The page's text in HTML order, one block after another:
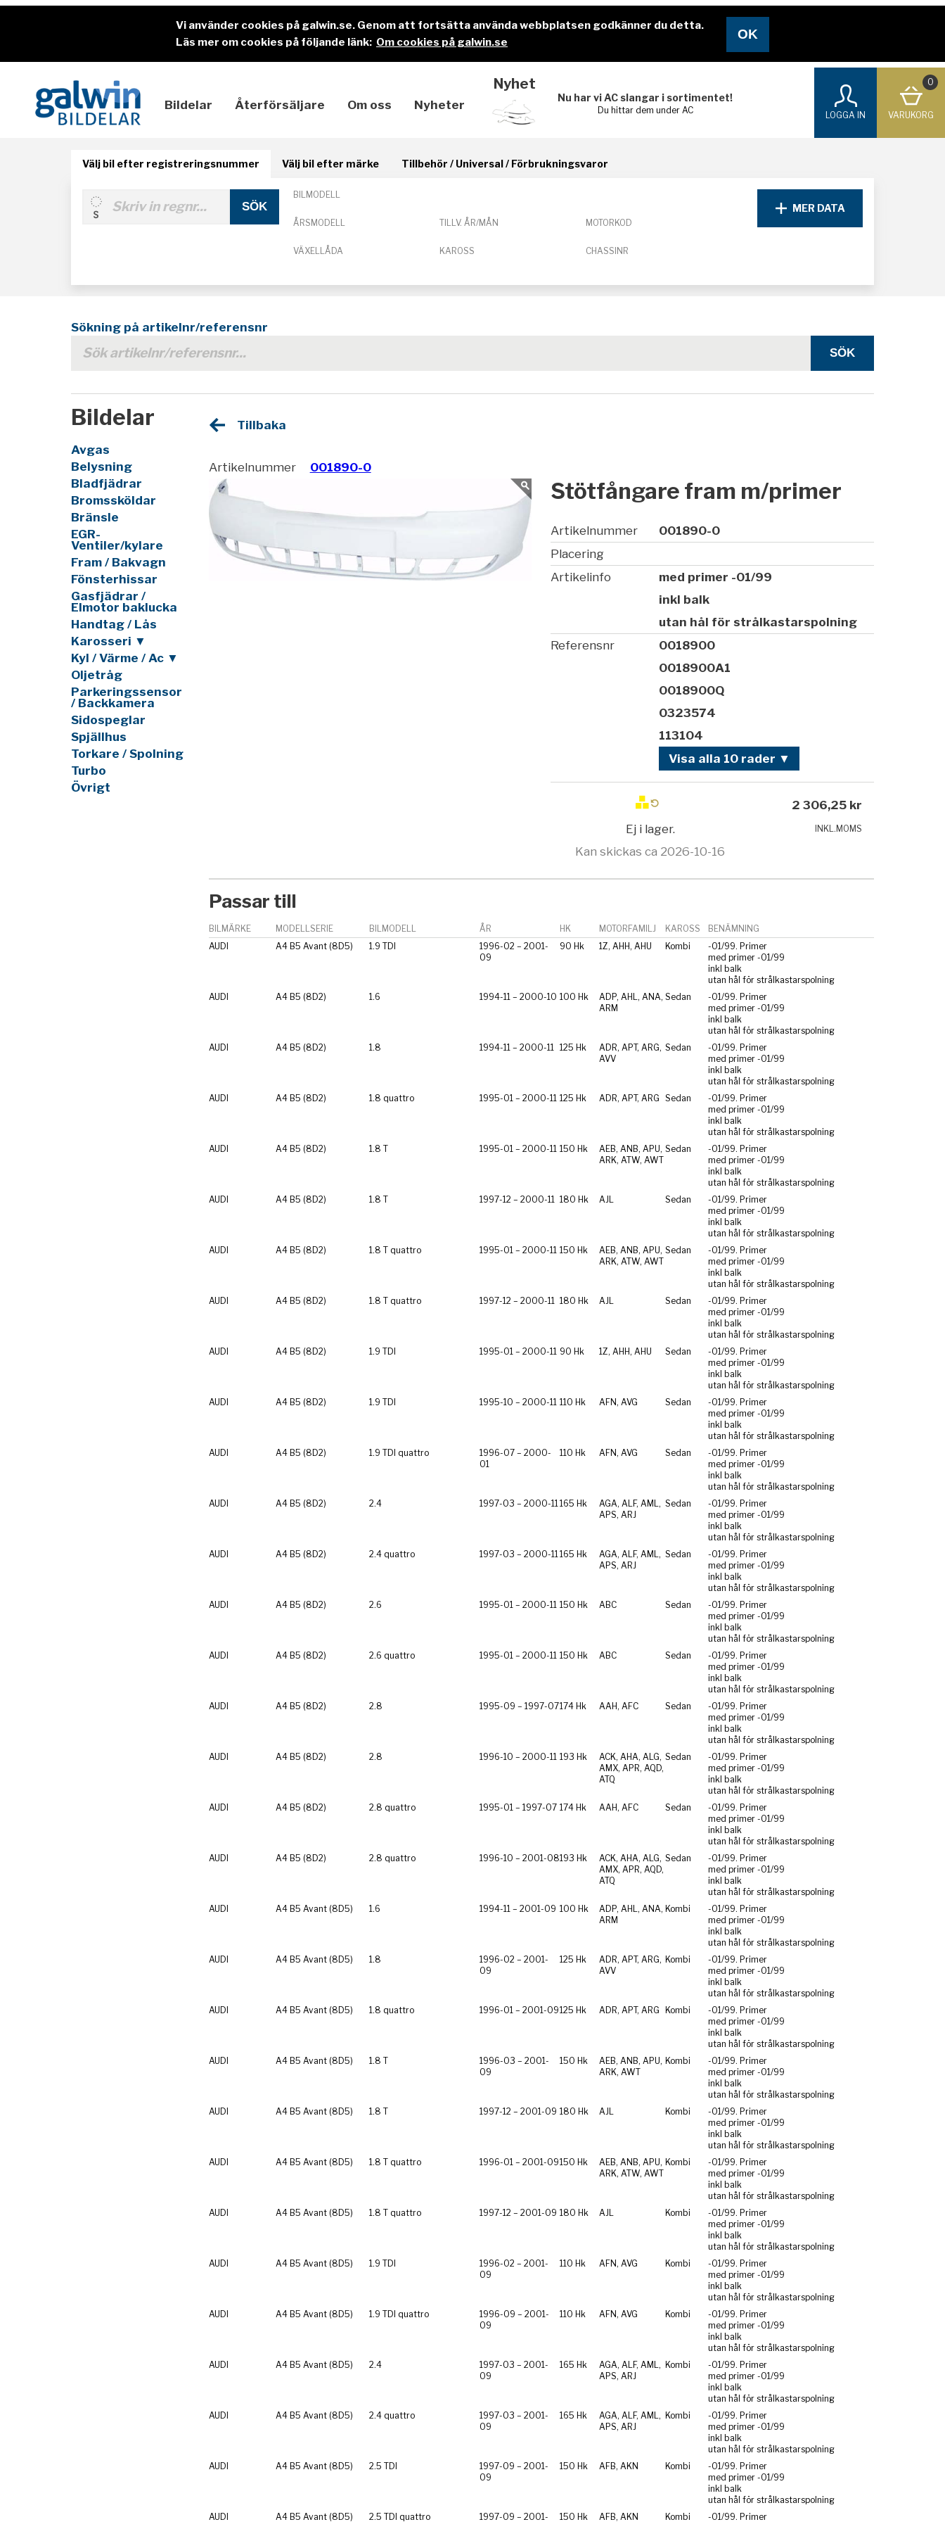
Vi använder cookies på galwin.se. Genom att fortsätta använda webbplatsen godkänner du detta.
Läs mer om cookies på följande länk: Om cookies på galwin.se
Bildelar Återförsäljare Om oss Nyheter
Nyhet
Nu har vi AC slangar i sortimentet!
Du hittar dem under AC
LOGGA IN
0
VARUKORG
Välj bil efter registreringsnummer Välj bil efter märke Tillbehör / Universal / Förbrukningsvaror
BILMODELL
ÅRSMODELL TILLV. ÅR/MÅN MOTORKOD
VÄXELLÅDA KAROSS CHASSINR
MER DATA
Sökning på artikelnr/referensnr
Bildelar
Avgas
Belysning
Bladfjädrar
Bromssköldar
Bränsle
EGR-
Ventiler/kylare
Fram / Bakvagn
Fönsterhissar
Gasfjädrar /
Elmotor baklucka
Handtag / Lås
Karosseri ▼
Kyl / Värme / Ac ▼
Oljetråg
Parkeringssensor
/ Backkamera
Sidospeglar
Spjällhus
Torkare / Spolning
Turbo
Övrigt
Tillbaka
Artikelnummer 001890-0
Stötfångare fram m/primer
Artikelnummer
001890-0
Placering
Artikelinfo
med primer -01/99
inkl balk
utan hål för strålkastarspolning
Referensnr
0018900
0018900A1
0018900Q
0323574
113104
Visa alla 10 rader ▼
Ej i lager.
Kan skickas ca 2026-10-16
2 306,25 kr
INKL.MOMS
Passar till
BILMÄRKE MODELLSERIE BILMODELL ÅR HK MOTORFAMILJ KAROSS
BENÄMNING
AUDI
A4 B5 Avant (8D5) 1.9 TDI
1996-02 – 2001-
09
90 Hk 1Z, AHH, AHU Kombi
-01/99. Primer
med primer -01/99
inkl balk
utan hål för strålkastarspolning
AUDI
A4 B5 (8D2) 1.6 1994-11 – 2000-10 100 Hk
ADP, AHL, ANA,
ARM
Sedan
-01/99. Primer
med primer -01/99
inkl balk
utan hål för strålkastarspolning
AUDI
A4 B5 (8D2) 1.8 1994-11 – 2000-11 125 Hk
ADR, APT, ARG,
AVV
Sedan
-01/99. Primer
med primer -01/99
inkl balk
utan hål för strålkastarspolning
AUDI
A4 B5 (8D2) 1.8 quattro 1995-01 – 2000-11 125 Hk ADR, APT, ARG Sedan
-01/99. Primer
med primer -01/99
inkl balk
utan hål för strålkastarspolning
AUDI
A4 B5 (8D2) 1.8 T 1995-01 – 2000-11 150 Hk
AEB, ANB, APU,
ARK, ATW, AWT
Sedan
-01/99. Primer
med primer -01/99
inkl balk
utan hål för strålkastarspolning
AUDI
A4 B5 (8D2) 1.8 T 1997-12 – 2000-11 180 Hk AJL Sedan
-01/99. Primer
med primer -01/99
inkl balk
utan hål för strålkastarspolning
AUDI
A4 B5 (8D2) 1.8 T quattro 1995-01 – 2000-11 150 Hk
AEB, ANB, APU,
ARK, ATW, AWT
Sedan
-01/99. Primer
med primer -01/99
inkl balk
utan hål för strålkastarspolning
AUDI
A4 B5 (8D2) 1.8 T quattro 1997-12 – 2000-11 180 Hk AJL Sedan
-01/99. Primer
med primer -01/99
inkl balk
utan hål för strålkastarspolning
AUDI
A4 B5 (8D2) 1.9 TDI 1995-01 – 2000-11 90 Hk 1Z, AHH, AHU Sedan
-01/99. Primer
med primer -01/99
inkl balk
utan hål för strålkastarspolning
AUDI
A4 B5 (8D2) 1.9 TDI 1995-10 – 2000-11 110 Hk AFN, AVG Sedan
-01/99. Primer
med primer -01/99
inkl balk
utan hål för strålkastarspolning
AUDI
A4 B5 (8D2) 1.9 TDI quattro
1996-07 – 2000-
01
110 Hk AFN, AVG Sedan
-01/99. Primer
med primer -01/99
inkl balk
utan hål för strålkastarspolning
AUDI
A4 B5 (8D2) 2.4 1997-03 – 2000-11 165 Hk
AGA, ALF, AML,
APS, ARJ
Sedan
-01/99. Primer
med primer -01/99
inkl balk
utan hål för strålkastarspolning
AUDI
A4 B5 (8D2) 2.4 quattro 1997-03 – 2000-11 165 Hk
AGA, ALF, AML,
APS, ARJ
Sedan
-01/99. Primer
med primer -01/99
inkl balk
utan hål för strålkastarspolning
AUDI
A4 B5 (8D2) 2.6 1995-01 – 2000-11 150 Hk ABC Sedan
-01/99. Primer
med primer -01/99
inkl balk
utan hål för strålkastarspolning
AUDI
A4 B5 (8D2) 2.6 quattro 1995-01 – 2000-11 150 Hk ABC Sedan
-01/99. Primer
med primer -01/99
inkl balk
utan hål för strålkastarspolning
AUDI
A4 B5 (8D2) 2.8 1995-09 – 1997-07174 Hk AAH, AFC Sedan
-01/99. Primer
med primer -01/99
inkl balk
utan hål för strålkastarspolning
AUDI
A4 B5 (8D2) 2.8 1996-10 – 2000-11 193 Hk
ACK, AHA, ALG,
AMX, APR, AQD,
ATQ
Sedan
-01/99. Primer
med primer -01/99
inkl balk
utan hål för strålkastarspolning
AUDI
A4 B5 (8D2) 2.8 quattro 1995-01 – 1997-07 174 Hk AAH, AFC Sedan
-01/99. Primer
med primer -01/99
inkl balk
utan hål för strålkastarspolning
AUDI
A4 B5 (8D2) 2.8 quattro 1996-10 – 2001-08193 Hk
ACK, AHA, ALG,
AMX, APR, AQD,
ATQ
Sedan
-01/99. Primer
med primer -01/99
inkl balk
utan hål för strålkastarspolning
AUDI
A4 B5 Avant (8D5) 1.6 1994-11 – 2001-09 100 Hk
ADP, AHL, ANA,
ARM
Kombi
-01/99. Primer
med primer -01/99
inkl balk
utan hål för strålkastarspolning
AUDI
A4 B5 Avant (8D5) 1.8
1996-02 – 2001-
09
125 Hk
ADR, APT, ARG,
AVV
Kombi
-01/99. Primer
med primer -01/99
inkl balk
utan hål för strålkastarspolning
AUDI
A4 B5 Avant (8D5) 1.8 quattro 1996-01 – 2001-09125 Hk ADR, APT, ARG Kombi
-01/99. Primer
med primer -01/99
inkl balk
utan hål för strålkastarspolning
AUDI
A4 B5 Avant (8D5) 1.8 T
1996-03 – 2001-
09
150 Hk
AEB, ANB, APU,
ARK, AWT
Kombi
-01/99. Primer
med primer -01/99
inkl balk
utan hål för strålkastarspolning
AUDI
A4 B5 Avant (8D5) 1.8 T 1997-12 – 2001-09 180 Hk AJL Kombi
-01/99. Primer
med primer -01/99
inkl balk
utan hål för strålkastarspolning
AUDI
A4 B5 Avant (8D5) 1.8 T quattro 1996-01 – 2001-09150 Hk
AEB, ANB, APU,
ARK, ATW, AWT
Kombi
-01/99. Primer
med primer -01/99
inkl balk
utan hål för strålkastarspolning
AUDI
A4 B5 Avant (8D5) 1.8 T quattro 1997-12 – 2001-09 180 Hk AJL Kombi
-01/99. Primer
med primer -01/99
inkl balk
utan hål för strålkastarspolning
AUDI
A4 B5 Avant (8D5) 1.9 TDI
1996-02 – 2001-
09
110 Hk AFN, AVG Kombi
-01/99. Primer
med primer -01/99
inkl balk
utan hål för strålkastarspolning
AUDI
A4 B5 Avant (8D5) 1.9 TDI quattro
1996-09 – 2001-
09
110 Hk AFN, AVG Kombi
-01/99. Primer
med primer -01/99
inkl balk
utan hål för strålkastarspolning
AUDI
A4 B5 Avant (8D5) 2.4
1997-03 – 2001-
09
165 Hk
AGA, ALF, AML,
APS, ARJ
Kombi
-01/99. Primer
med primer -01/99
inkl balk
utan hål för strålkastarspolning
AUDI
A4 B5 Avant (8D5) 2.4 quattro
1997-03 – 2001-
09
165 Hk
AGA, ALF, AML,
APS, ARJ
Kombi
-01/99. Primer
med primer -01/99
inkl balk
utan hål för strålkastarspolning
AUDI
A4 B5 Avant (8D5) 2.5 TDI
1997-09 – 2001-
09
150 Hk AFB, AKN Kombi
-01/99. Primer
med primer -01/99
inkl balk
utan hål för strålkastarspolning
AUDI
A4 B5 Avant (8D5) 2.5 TDI quattro 1997-09 – 2001- 150 Hk AFB, AKN Kombi -01/99. Primer